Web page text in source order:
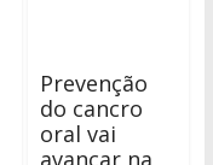
Prevenção
do cancro
oral vai